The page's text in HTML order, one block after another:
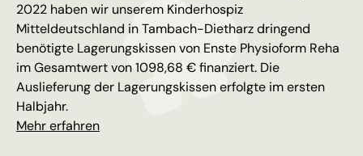
2022 haben wir unserem Kinderhospiz
Mitteldeutschland in Tambach-Dietharz dringend
benötigte Lagerungskissen von Enste Physioform Reha
im Gesamtwert von 1098,68 € finanziert. Die
Auslieferung der Lagerungskissen erfolgte im ersten
Halbjahr.
Mehr erfahren